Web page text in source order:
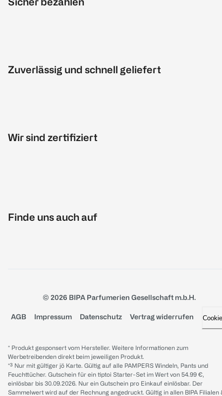
Zuverlässig und schnell geliefert
Wir sind zertifiziert
Finde uns auch auf
© 2026 BIPA Parfumerien Gesellschaft m.b.H.
AGB Impressum Datenschutz Vertrag widerrufen
* Produkt gesponsert vom Hersteller. Weitere Informationen zum
Werbetreibenden direkt beim jeweiligen Produkt.
*³ Nur mit gültiger jö Karte. Gültig auf alle PAMPERS Windeln, Pants und
Feuchttücher. Gutschein für ein tiptoi Starter-Set im Wert von 54.99 €,
einlösbar bis 30.09.2026. Nur ein Gutschein pro Einkauf einlösbar. Der
Sammelwert wird auf der Rechnung angedruckt. Gültig in allen BIPA Filialen